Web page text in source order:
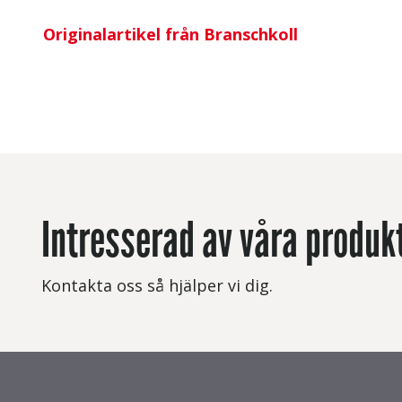
Originalartikel från Branschkoll
Intresserad av våra
Kontakta oss så hjälper vi dig.